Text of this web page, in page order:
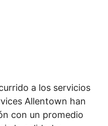
a los servicios
Allentown han
con un promedio